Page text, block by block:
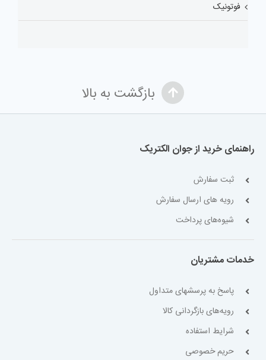
فوتونیک
بازگشت به بالا
راهنمای خرید از جوان الکتریک
ثبت سفارش
رویه های ارسال سفارش
شیوه‌های پرداخت
خدمات مشتریان
پاسخ به پرسشهای متداول
رویه‌های بازگردانی کالا
شرایط استفاده
حریم خصوصی